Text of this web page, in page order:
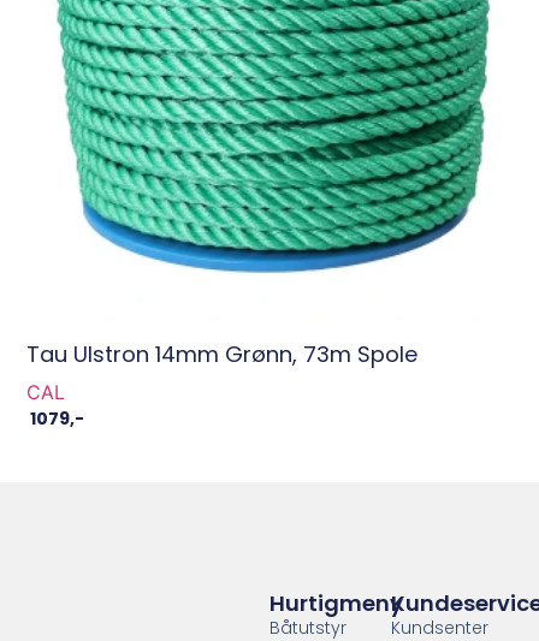
Tau Ulstron 14mm Grønn, 73m Spole
CAL
1079,-
Kundsenter
Hurtigmeny
Båtutstyr